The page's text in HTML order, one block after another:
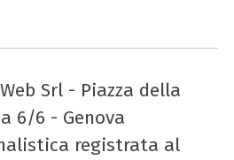
Srl - Piazza della
6/6 - Genova
registrata al